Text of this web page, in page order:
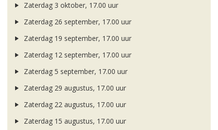
Zaterdag 3 oktober, 17.00 uur
Zaterdag 26 september, 17.00 uur
Zaterdag 19 september, 17.00 uur
Zaterdag 12 september, 17.00 uur
Zaterdag 5 september, 17.00 uur
Zaterdag 29 augustus, 17.00 uur
Zaterdag 22 augustus, 17.00 uur
Zaterdag 15 augustus, 17.00 uur